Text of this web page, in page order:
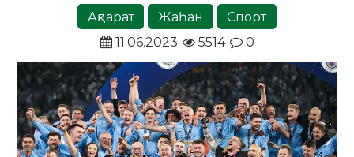
Ақпарат Жаһан
Спорт
11.06.2023
5514 0